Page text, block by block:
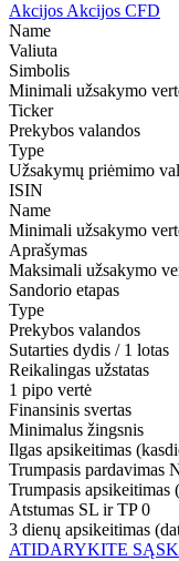
Akcijos Akcijos CFD
Name
Valiuta
Simbolis
Minimali užsakymo
Ticker
Prekybos valandos
Type
Užsakymų priėmimo
ISIN
Name
Minimali užsakymo
Aprašymas
Maksimali užsakymo
Sandorio etapas
Type
Prekybos valandos
Sutarties dydis / 1 lotas
Reikalingas užstatas
1 pipo vertė
Finansinis svertas
Minimalus žingsnis
Ilgas apsikeitimas
Trumpasis pardavimas
Trumpasis apsikeitimas
Atstumas SL ir TP 0
3 dienų apsikeitimas
ATIDARYKITE